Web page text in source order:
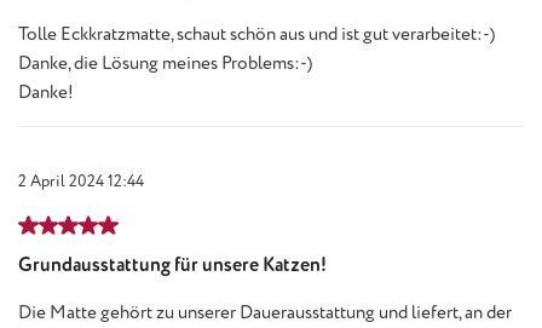
Tolle Eckkratzmatte, schaut schön aus und ist gut verarbeitet:-)
Danke, die Lösung meines Problems:-)
Danke!
2 April 2024 12:44
Review with rating of 5 out of 5 stars
Grundausstattung für unsere Katzen!
Die Matte gehört zu unserer Dauerausstattung und liefert, an der